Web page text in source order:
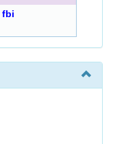
fbi